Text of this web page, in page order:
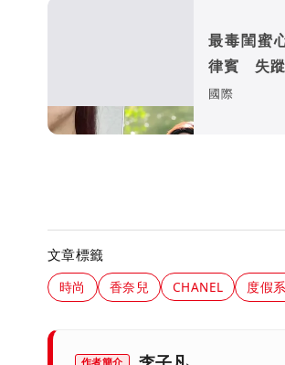
最毒閨蜜
律賓 失蹤
國際
文章標籤
時尚 香奈兒 CHANEL 度假
作者簡介